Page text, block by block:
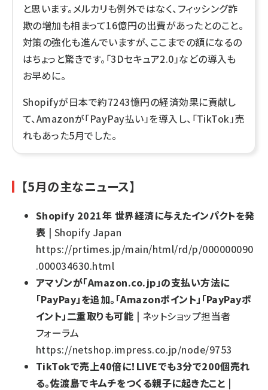
と思います。メルカリも例外ではなく、フィッシング詐
欺の増加も相まって16億円の出費があったとのこと。
対策の強化も進んでいますが、ここまでの額になるの
はちょっと驚きです。「3Dセキュア2.0」などの導入も
お早めに。
Shopifyが日本で約7243憶円の経済効果に貢献し
て、Amazonが「PayPay払い」を導入し、「TikTok」売
れもあった5月でした。
【5月の主なニュース】
Shopify 2021年 世界経済に与えたインパクトを発
表 | Shopify Japan
https://prtimes.jp/main/html/rd/p/000000090
.000034630.html
アマゾンが「Amazon.co.jp」の支払い方法に
「PayPay」を追加。「Amazonポイント」「PayPayポ
イント」二重取りも可能 | ネットショップ担当者
フォーラム
https://netshop.impress.co.jp/node/9753
TikTokで売上40倍に！LIVEでも3分で200個売れ
る。佐渡島でキムチをつくる親子に起きたこと |